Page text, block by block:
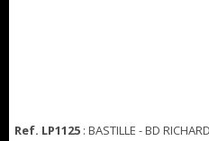
Ref. LP1125 : BASTILLE - BD